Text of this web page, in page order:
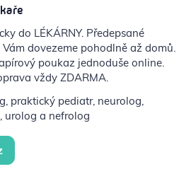
do LÉKÁRNY. Předepsané
dovezeme pohodlně až domů.
poukaz jednoduše online.
vždy ZDARMA.
praktický pediatr, neurolog,
urolog a nefrolog